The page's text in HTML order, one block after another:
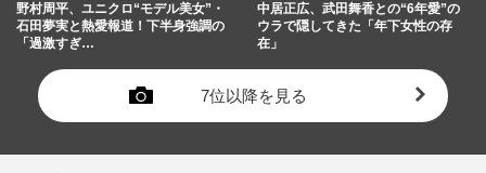
野村周平、ユニクロ“モデル美女”・
石田夢実と熱愛報道！下半身強調の
「過激すぎ…
中居正広、武田舞香との“6年愛”の
ウラで隠してきた「年下女性の存
在」
7位以降を見る